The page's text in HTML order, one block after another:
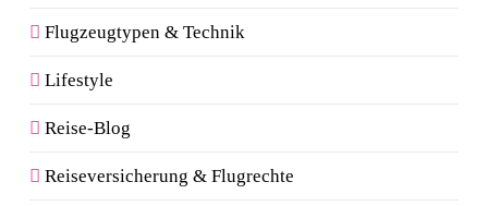
Flugzeugtypen & Technik
Lifestyle
Reise-Blog
Reiseversicherung & Flugrechte